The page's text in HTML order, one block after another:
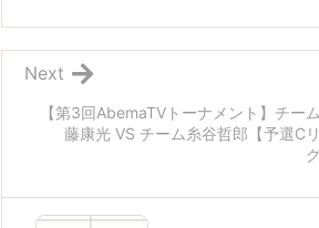
【第3回AbemaTVトーナメント】チー
藤康光 VS チーム糸谷哲郎【予選C
Next